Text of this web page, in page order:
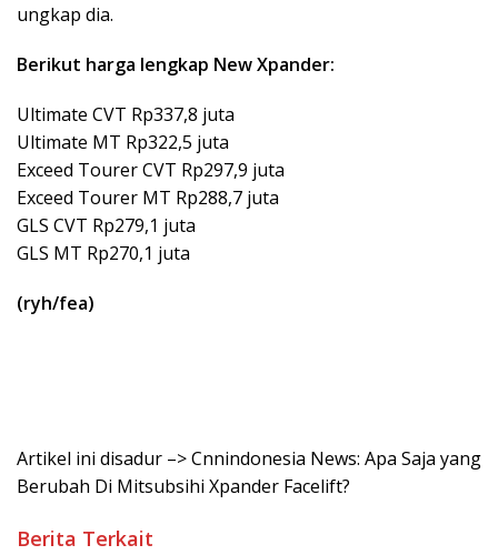
ungkap dia.
Berikut harga lengkap New Xpander:
Ultimate CVT Rp337,8 juta
Ultimate MT Rp322,5 juta
Exceed Tourer CVT Rp297,9 juta
Exceed Tourer MT Rp288,7 juta
GLS CVT Rp279,1 juta
GLS MT Rp270,1 juta
(ryh/fea)
Artikel ini disadur –> Cnnindonesia News: Apa Saja yang
Berubah Di Mitsubsihi Xpander Facelift?
Berita Terkait